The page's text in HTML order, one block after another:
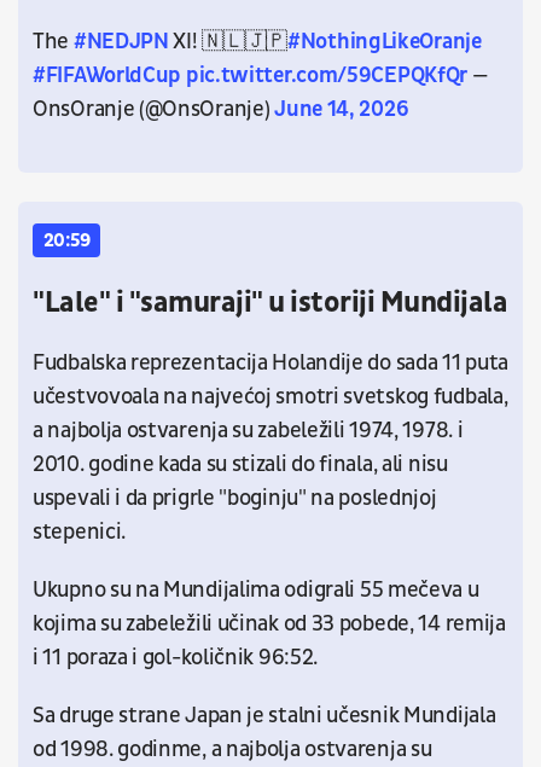
The #NEDJPNXI! 🇳🇱🇯🇵#NothingLikeOranje
#FIFAWorldCup pic.twitter.com/59CEPQKfQr —
OnsOranje (@OnsOranje)June 14, 2026
20:59
"Lale" i "samuraji" u istoriji Mundijala
Fudbalska reprezentacija Holandije do sada 11 puta
učestvovoala na najvećoj smotri svetskog fudbala,
a najbolja ostvarenja su zabeležili 1974, 1978. i
2010. godine kada su stizali do finala, ali nisu
uspevali i da prigrle "boginju" na poslednjoj
stepenici.
Ukupno su na Mundijalima odigrali 55 mečeva u
kojima su zabeležili učinak od 33 pobede, 14 remija
i 11 poraza i gol-količnik 96:52.
Sa druge strane Japan je stalni učesnik Mundijala
od 1998. godinme, a najbolja ostvarenja su